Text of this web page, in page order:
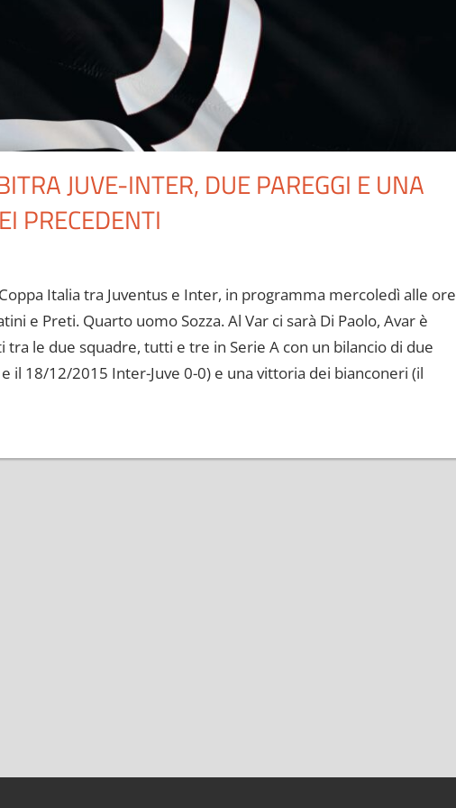
JUVE-INTER, DUE PAREGGI E UNA
PRECEDENTI
Italia tra Juventus e Inter, in programma mercoledì alle ore
e Preti. Quarto uomo Sozza. Al Var ci sarà Di Paolo, Avar è
le due squadre, tutti e tre in Serie A con un bilancio di due
il 18/12/2015 Inter-Juve 0-0) e una vittoria dei bianconeri (il